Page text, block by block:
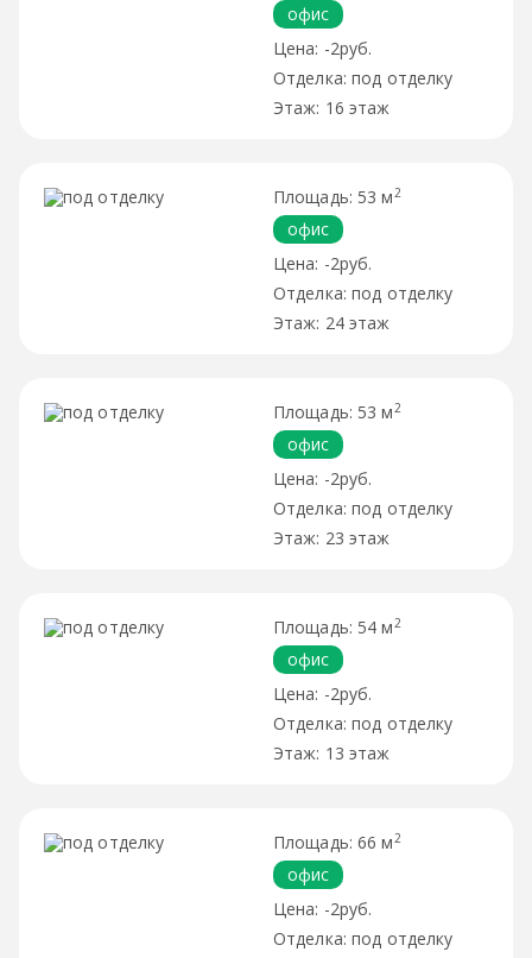
офис
-2руб.
под отделку
16 этаж
53 м 2
офис
-2руб.
под отделку
24 этаж
53 м 2
офис
-2руб.
под отделку
23 этаж
54 м 2
офис
-2руб.
под отделку
13 этаж
66 м 2
офис
-2руб.
под отделку